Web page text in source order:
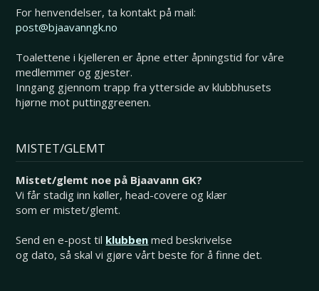
For henvendelser, ta kontakt på mail:
post@bjaavanngk.no
Toalettene i kjelleren er åpne etter åpningstid for våre
medlemmer og gjester.
Inngang gjennom trapp fra ytterside av klubbhusets
hjørne mot puttinggreenen.
MISTET/GLEMT
Mistet/glemt noe på Bjaavann GK?
Vi får stadig inn køller, head-covere og klær
som er mistet/glemt.
Send en e-post til klubben med beskrivelse
og dato, så skal vi gjøre vårt beste for å finne det.